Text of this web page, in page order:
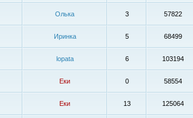
Олька 3 57822
Иринка 5 68499
lopata 6 103194
Еки 0 58554
Еки 13 125064